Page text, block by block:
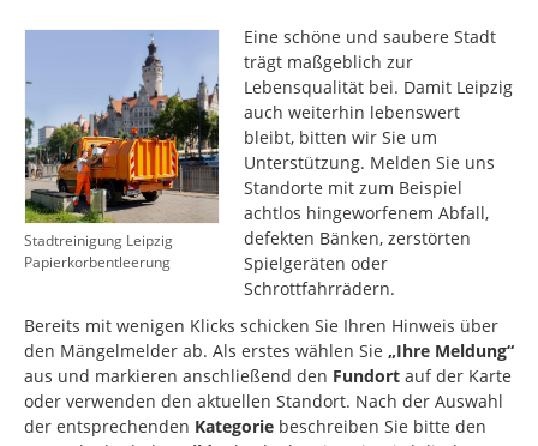
Stadtreinigung Leipzig
Papierkorbentleerung
Eine schöne und saubere Stadt
trägt maßgeblich zur
Lebensqualität bei. Damit Leipzig
auch weiterhin lebenswert
bleibt, bitten wir Sie um
Unterstützung. Melden Sie uns
Standorte mit zum Beispiel
achtlos hingeworfenem Abfall,
defekten Bänken, zerstörten
Spielgeräten oder
Schrottfahrrädern.
Bereits mit wenigen Klicks schicken Sie Ihren Hinweis über
den Mängelmelder ab. Als erstes wählen Sie „Ihre Meldung“
aus und markieren anschließend den Fundort auf der Karte
oder verwenden den aktuellen Standort. Nach der Auswahl
der entsprechenden Kategorie beschreiben Sie bitte den